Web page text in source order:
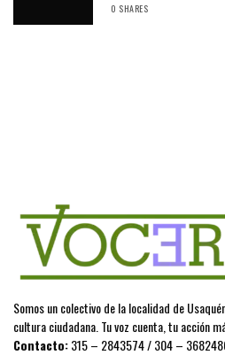
0 SHARES
Somos un colectivo de la localidad de
cultura ciudadana. Tu voz cuenta, tu acción
Contacto:315 – 2843574 / 304 –